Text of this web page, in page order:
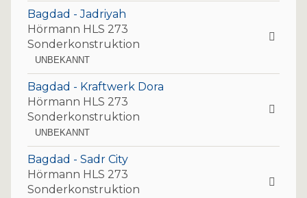
Bagdad - Jadriyah
Hörmann HLS 273
Sonderkonstruktion
UNBEKANNT
Bagdad - Kraftwerk Dora
Hörmann HLS 273
Sonderkonstruktion
UNBEKANNT
Bagdad - Sadr City
Hörmann HLS 273
Sonderkonstruktion